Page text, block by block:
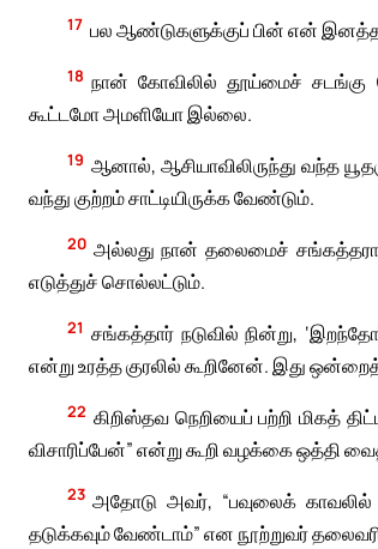
17 பல ஆண்டுகளுக்குப் பின் என்
18 நான் கோவிலில் தூய்மைச்
கூட்டமோ அமளியோ இல்லை.
19 ஆனால், ஆசியாவிலிருந்து வந்த
வந்து குற்றம் சாட்டியிருக்க வேண்டும்.
20 அல்லது நான் தலைமைச்
எடுத்துச் சொல்லட்டும்.
21 சங்கத்தார் நடுவில் நின்று,
என்று உரத்த குரலில் கூறினேன். இது
22 கிறிஸ்தவ நெறியைப் பற்றி மிகத்
விசாரிப்பேன்” என்று கூறி வழக்கை ஒத்தி
23 அதோடு அவர், “பவுலைக்
தடுக்கவும் வேண்டாம்” என நூற்றுவர்